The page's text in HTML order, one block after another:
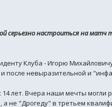
серьeзно настроиться на матч
Клуба - Игорю
после невыразительной и
лет. Вчера наши мечты могли
не "Дрогеду" в третьем